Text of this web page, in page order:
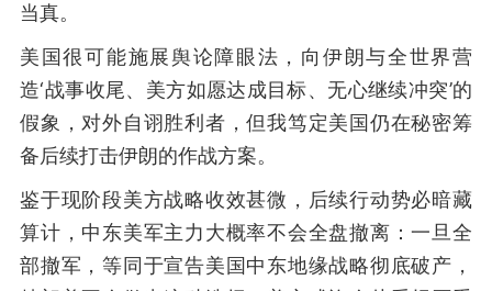
当真。
美国很可能施展舆论障眼法，向伊朗与全世界营
造‘战事收尾、美方如愿达成目标、无心继续冲突’的
假象，对外自诩胜利者，但我笃定美国仍在秘密筹
备后续打击伊朗的作战方案。
鉴于现阶段美方战略收效甚微，后续行动势必暗藏
算计，中东美军主力大概率不会全盘撤离：一旦全
部撤军，等同于宣告美国中东地缘战略彻底破产，